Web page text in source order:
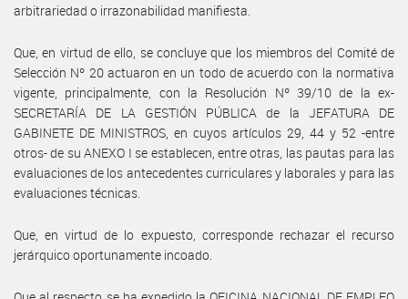
arbitrariedad o irrazonabilidad manifiesta.
Que, en virtud de ello, se concluye que los miembros del Comité de
Selección Nº 20 actuaron en un todo de acuerdo con la normativa
vigente, principalmente, con la Resolución Nº 39/10 de la ex-
SECRETARÍA DE LA GESTIÓN PÚBLICA de la JEFATURA DE
GABINETE DE MINISTROS, en cuyos artículos 29, 44 y 52 -entre
otros- de su ANEXO I se establecen, entre otras, las pautas para las
evaluaciones de los antecedentes curriculares y laborales y para las
evaluaciones técnicas.
Que, en virtud de lo expuesto, corresponde rechazar el recurso
jerárquico oportunamente incoado.